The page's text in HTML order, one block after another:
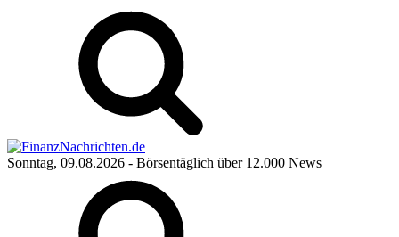
Sonntag, 09.08.2026 - Börsentäglich über 12.000 News